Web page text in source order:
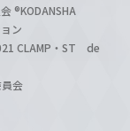
®KODANSHA
ン
CLAMP・ST de
会